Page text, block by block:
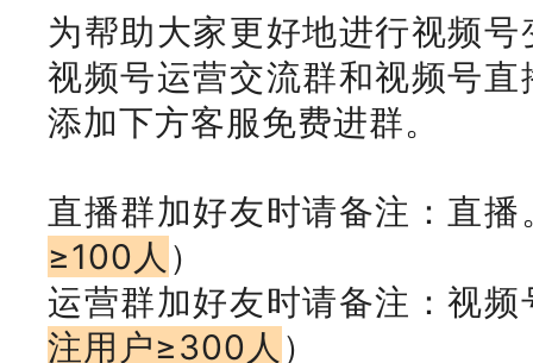
为帮助大家更好地进行视频
视频号运营交流群和视频号
添加下方客服免费进群。
直播群加好友时请备注：直播
≥100人 ）
运营群加好友时请备注：视频
注用户≥300人 ）